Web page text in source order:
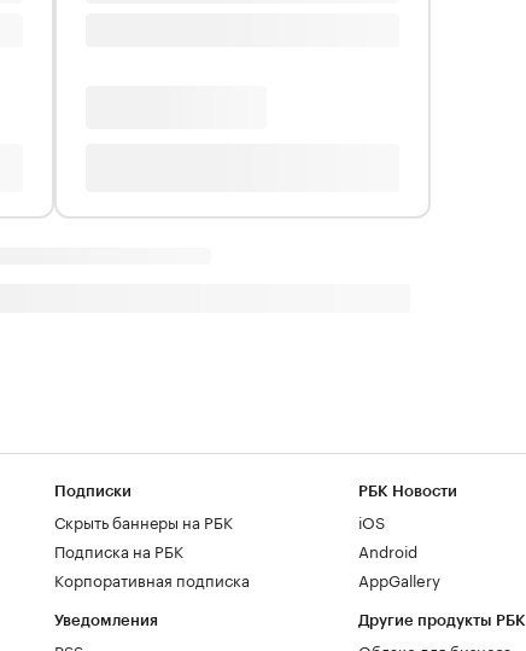
Подписки
Скрыть баннеры на РБК
Подписка на РБК
Корпоративная подписка
Уведомления
РБК Новости
iOS
Android
AppGallery
Другие продукты РБК